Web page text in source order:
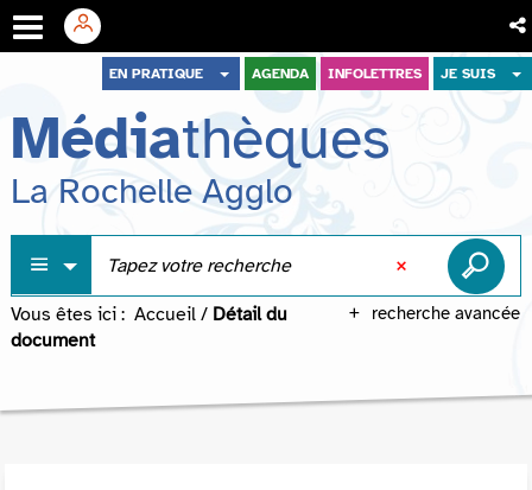
menu
contenu
recherche
EN PRATIQUE AGENDA INFOLETTRES JE SUIS
Médiathèques
La Rochelle Agglo
recherche avancée
Vous êtes ici : Accueil / Détail du
document